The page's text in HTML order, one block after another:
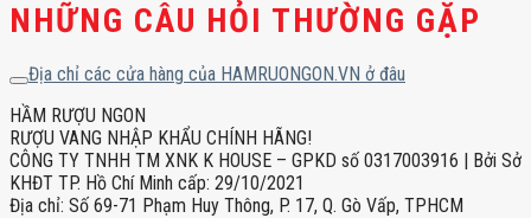
NHỮNG CÂU HỎI THƯỜNG GẶP
Địa chỉ các cửa hàng của HAMRUONGON.VN ở đâu
HẦM RƯỢU NGON
RƯỢU VANG NHẬP KHẨU CHÍNH HÃNG!
CÔNG TY TNHH TM XNK K HOUSE – GPKD số 0317003916 | Bởi Sở
KHĐT TP. Hồ Chí Minh cấp: 29/10/2021
Địa chỉ: Số 69-71 Phạm Huy Thông, P. 17, Q. Gò Vấp, TPHCM